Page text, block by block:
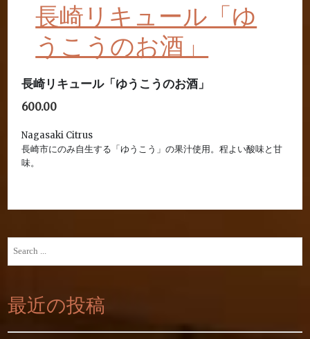
長崎リキュール「ゆ
うこうのお酒」
長崎リキュール「ゆうこうのお酒」
600.00
Nagasaki Citrus
長崎市にのみ自生する「ゆうこう」の果汁使用。程よい酸味と甘
味。
最近の投稿